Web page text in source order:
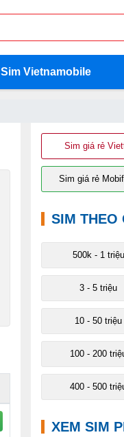
Sim Vietnamobile
Sim giá rẻ
Sim giá rẻ
SIM THEO
500k - 1 triệu
3 - 5 triệu
10 - 50 triệu
100 - 200
400 - 500
XEM SIM